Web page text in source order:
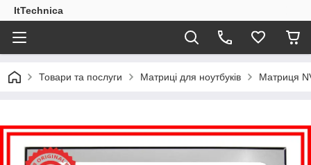
ItTechnica
Товари та послуги Матриці для ноутбуків Матриця